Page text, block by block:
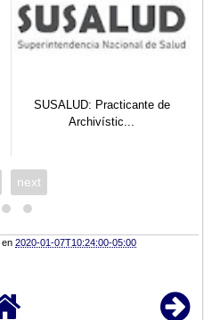
SUSALUD: Practicante de
Archivístic...
next
en2020-01-07T10:24:00-05:00